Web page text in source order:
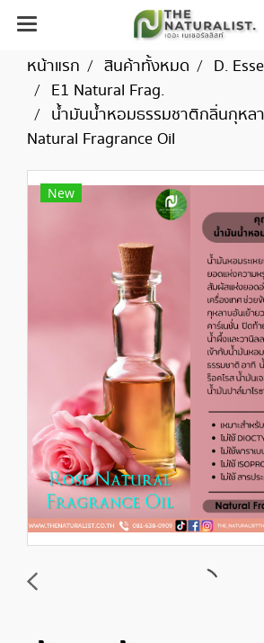
หน้าแรก สินค้าทั้งหมด
D.
E1 Natural Frag.
น้ำมันน้ำหอมธรรมชาติกลิ่นกุหล
Natural Fragrance Oil
New